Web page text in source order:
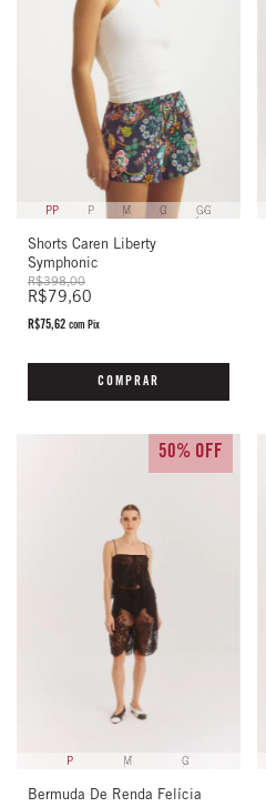
PP P M G GG
Shorts Caren Liberty
Symphonic
R$398,00
R$79,60
R$75,62 com Pix
COMPRAR
P M G
Bermuda De Renda Felícia
50% OFF